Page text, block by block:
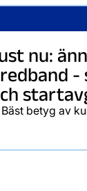
nu:
-
betyg av